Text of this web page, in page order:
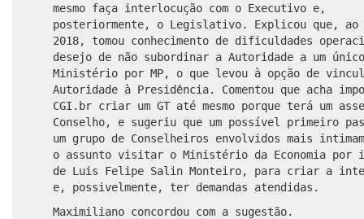
mesmo faça interlocução com o Executivo e,
posteriormente, o Legislativo. Explicou que, ao
2018, tomou conhecimento de dificuldades
desejo de não subordinar a Autoridade a um único
Ministério por MP, o que levou à opção de
Autoridade à Presidência. Comentou que acha
CGI.br criar um GT até mesmo porque terá um
Conselho, e sugeriu que um possível primeiro
um grupo de Conselheiros envolvidos mais
o assunto visitar o Ministério da Economia por
de Luis Felipe Salin Monteiro, para criar a
e, possivelmente, ter demandas atendidas.
Maximiliano concordou com a sugestão.